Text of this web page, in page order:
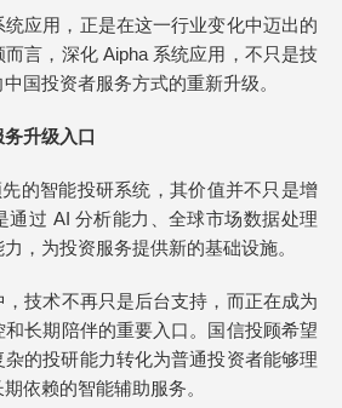
统应用，正是在这一行业变化中迈出的
言，深化 Aipha 系统应用，不只是技
国投资者服务方式的重新升级。
升级入口
的智能投研系统，其价值并不只是增
通过 AI 分析能力、全球市场数据处理
，为投资服务提供新的基础设施。
技术不再只是后台支持，而正在成为
长期陪伴的重要入口。国信投顾希望
的投研能力转化为普通投资者能够理
依赖的智能辅助服务。